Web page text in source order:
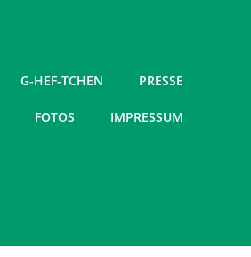
G-HEF-TCHEN PRESSE
FOTOS IMPRESSUM